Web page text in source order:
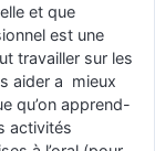
et que
est une
travailler sur les
aider a mieux
qu’on apprend-
activités